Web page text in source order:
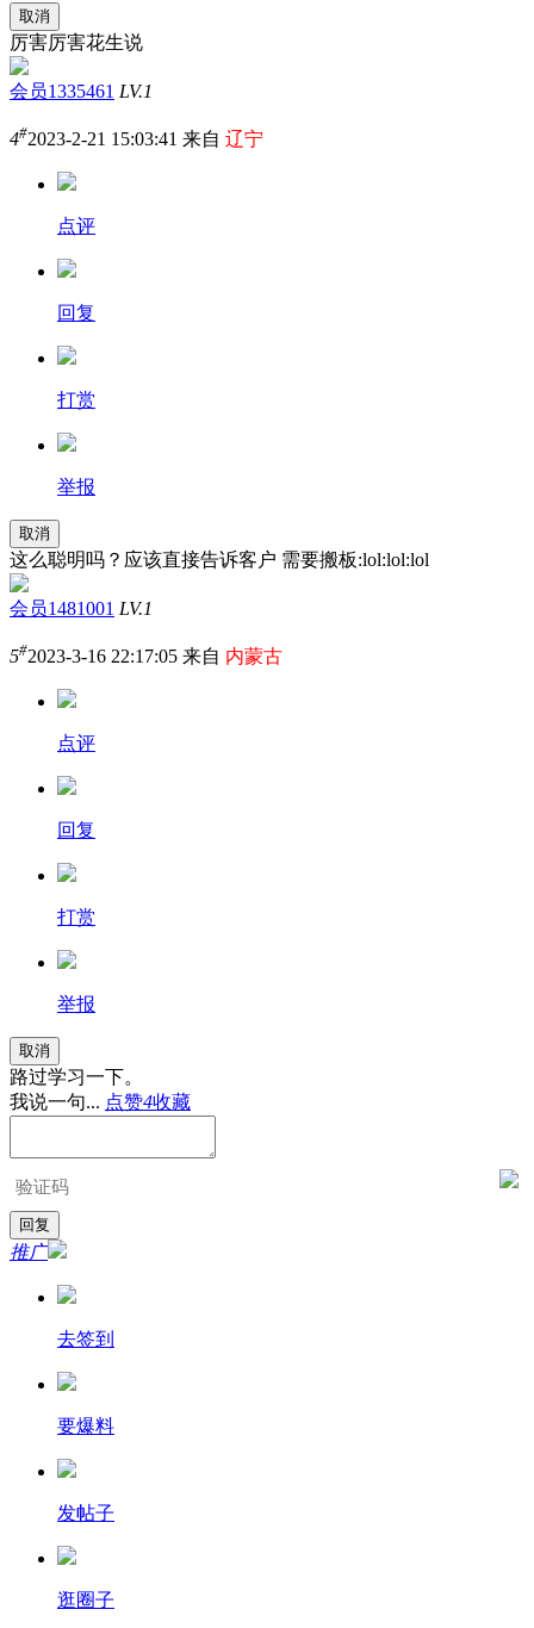
取消
厉害厉害花生说
会员1335461 LV.1
4#2023-2-21 15:03:41 来自 辽宁
点评
回复
打赏
举报
取消
这么聪明吗？应该直接告诉客户 需要搬板:lol:lol:lol
会员1481001 LV.1
5#2023-3-16 22:17:05 来自 内蒙古
点评
回复
打赏
举报
取消
路过学习一下。
我说一句... 点赞4收藏
推广
去签到
要爆料
发帖子
逛圈子